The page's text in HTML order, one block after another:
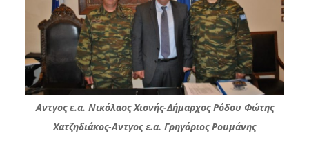
Αντγος ε.α. Νικόλαος Χιονής-Δήμαρχος Ρόδου Φώτης
Χατζηδιάκος-Αντγος ε.α. Γρηγόριος Ρουμάνης